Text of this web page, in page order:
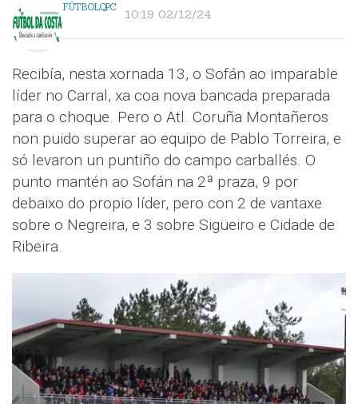
FÚTBOLQPC 10:19 02/12/24
Recibía, nesta xornada 13, o Sofán ao imparable
líder no Carral, xa coa nova bancada preparada
para o choque. Pero o Atl. Coruña Montañeros
non puido superar ao equipo de Pablo Torreira, e
só levaron un puntiño do campo carballés. O
punto mantén ao Sofán na 2ª praza, 9 por
debaixo do propio líder, pero con 2 de vantaxe
sobre o Negreira, e 3 sobre Sigüeiro e Cidade de
Ribeira.